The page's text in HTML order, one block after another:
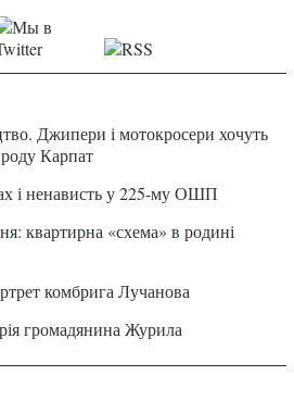
Джипери і мотокросери хочуть
Карпат
і ненависть у 225-му ОШП
квартирна «схема» в родині
комбрига Лучанова
громадянина Журила